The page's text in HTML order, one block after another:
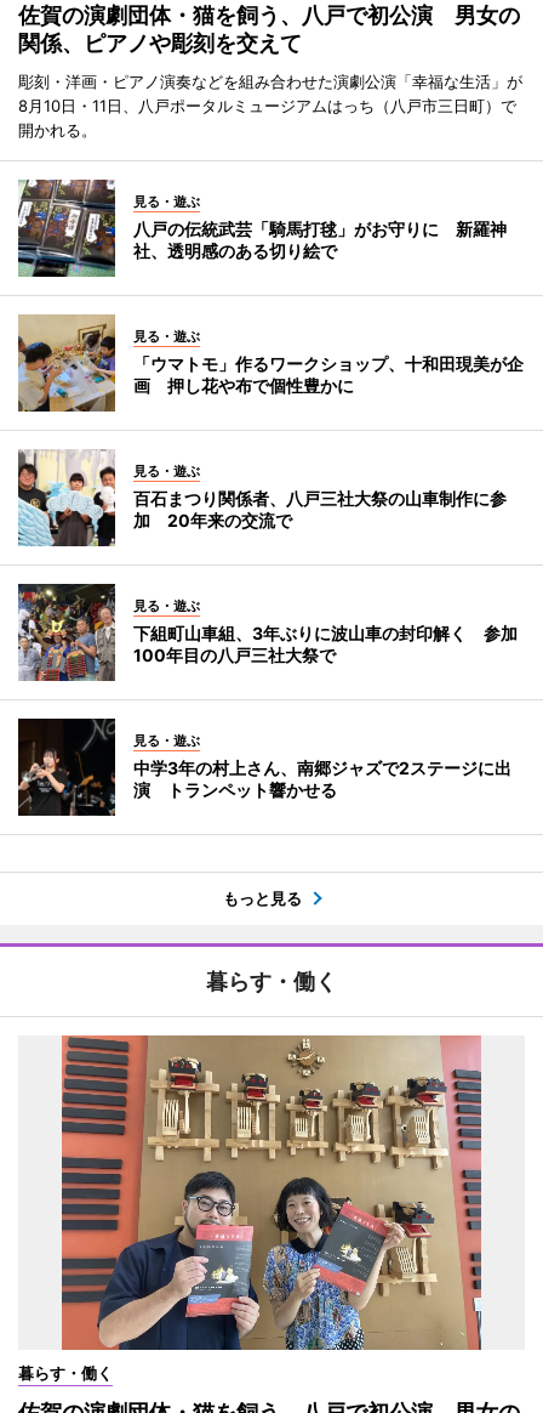
佐賀の演劇団体・猫を飼う、八戸で初公演 男女の
関係、ピアノや彫刻を交えて
彫刻・洋画・ピアノ演奏などを組み合わせた演劇公演「幸福な生活」が
8月10日・11日、八戸ポータルミュージアムはっち（八戸市三日町）で
開かれる。
見る・遊ぶ
八戸の伝統武芸「騎馬打毬」がお守りに 新羅神
社、透明感のある切り絵で
見る・遊ぶ
「ウマトモ」作るワークショップ、十和田現美が企
画 押し花や布で個性豊かに
見る・遊ぶ
百石まつり関係者、八戸三社大祭の山車制作に参
加 20年来の交流で
見る・遊ぶ
下組町山車組、3年ぶりに波山車の封印解く 参加
100年目の八戸三社大祭で
見る・遊ぶ
中学3年の村上さん、南郷ジャズで2ステージに出
演 トランペット響かせる
もっと見る
暮らす・働く
暮らす・働く